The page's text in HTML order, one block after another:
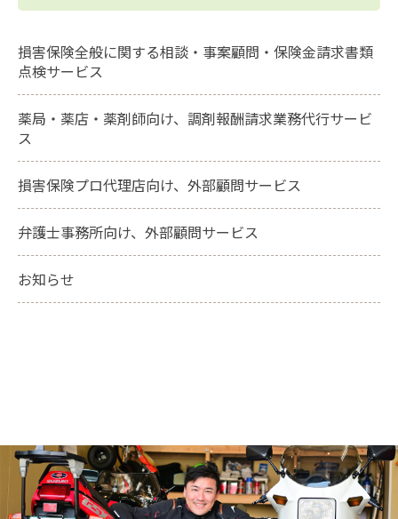
損害保険全般に関する相談・事案顧問・保険金請求書類
点検サービス
薬局・薬店・薬剤師向け、調剤報酬請求業務代行サービ
ス
損害保険プロ代理店向け、外部顧問サービス
弁護士事務所向け、外部顧問サービス
お知らせ